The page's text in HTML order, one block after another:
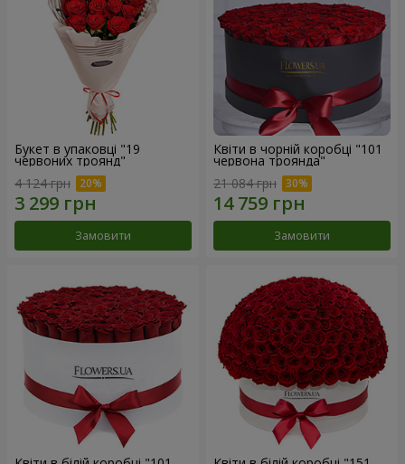
Букет в упаковці "19
червоних троянд"
4 124 грн
Замовити
Квіти в чорній коробці "101
червона троянда"
21 084 грн
Замовити